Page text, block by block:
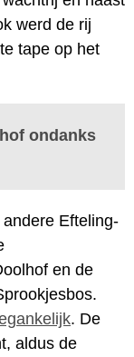
werd de rij
tape op het
ondanks
Efteling-
en de
. De
aldus de